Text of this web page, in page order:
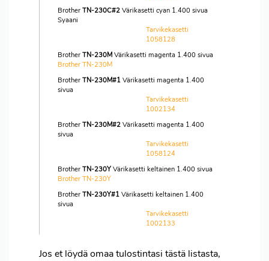
Brother TN-230C#2 Värikasetti cyan 1.400 sivua
Syaani
Tarvikekasetti
1058128
Brother TN-230M Värikasetti magenta 1.400 sivua
Brother TN-230M
Brother TN-230M#1 Värikasetti magenta 1.400
sivua
Tarvikekasetti
1002134
Brother TN-230M#2 Värikasetti magenta 1.400
sivua
Tarvikekasetti
1058124
Brother TN-230Y Värikasetti keltainen 1.400 sivua
Brother TN-230Y
Brother TN-230Y#1 Värikasetti keltainen 1.400
sivua
Tarvikekasetti
1002133
Jos et löydä omaa tulostintasi tästä listasta,